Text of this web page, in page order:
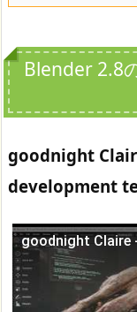
Blender 2.8
goodnight
development
goodnight Claire
この動画を